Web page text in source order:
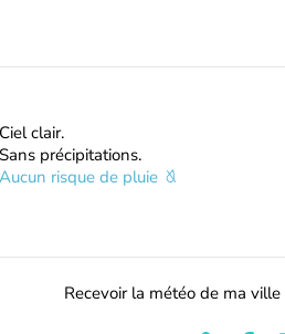
Ciel clair.
Sans précipitations.
Aucun risque de pluie
Recevoir la météo de ma ville